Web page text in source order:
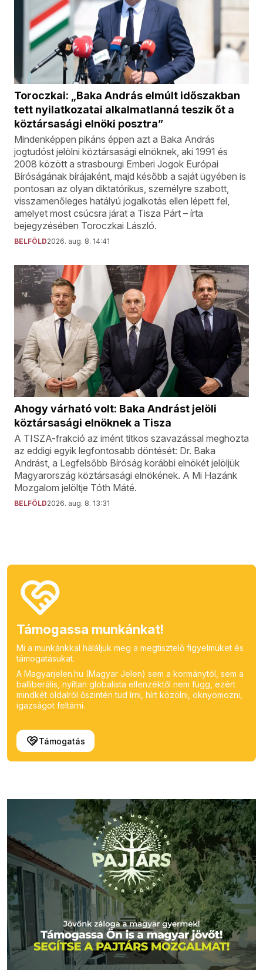
Toroczkai: „Baka András elmúlt időszakban
tett nyilatkozatai alkalmatlanná teszik őt a
köztársasági elnöki posztra”
Mindenképpen pikáns éppen azt a Baka András
jogtudóst jelölni köztársasági elnöknek, aki 1991 és
2008 között a strasbourgi Emberi Jogok Európai
Bíróságának bírájaként, majd később a saját ügyében is
pontosan az olyan diktatórikus, személyre szabott,
visszamenőleges hatályú jogalkotás ellen lépett fel,
amelyet most csúcsra járat a Tisza Párt – írta
bejegyzésében Toroczkai László.
BELFÖLD2026. aug. 8. 14:41
Ahogy várható volt: Baka Andrást jelöli
köztársasági elnöknek a Tisza
A TISZA-frakció az imént titkos szavazással meghozta
az eddigi egyik legfontosabb döntését: Dr. Baka
Andrást, a Legfelsőbb Bíróság korábbi elnökét jelöljük
Magyarország köztársasági elnökének. A Mi Hazánk
Mozgalom jelöltje Tóth Máté.
BELFÖLD2026. aug. 8. 13:31
Támogassa munkánkat!
Mi a munkánkkal háláljuk meg a megtisztelő figyelmüket és
támogatásukat.
A Magyarjelen.hu (Magyar Jelen) sem a kormánytól, sem a
balliberális, nyíltan globalista ellenzéktől nem függ, ezért
mindkét oldalról őszintén tud írni, hírt közölni, oknyomozni,
igazságot feltárni.
Támogatás